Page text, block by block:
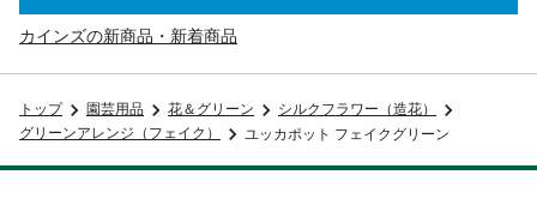
カインズの新商品・新着商品
トップ 園芸用品 花＆グリーン
シルクフラワー（造花）
グリーンアレンジ（フェイク）
ユッカポット フェイクグリーン